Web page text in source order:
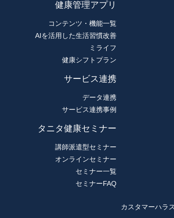
健康管理アプリ
コンテンツ・機能一覧
AIを活用した生活習慣改善
ミライフ
健康シフトプラン
サービス連携
データ連携
サービス連携事例
タニタ健康セミナー
講師派遣型セミナー
オンラインセミナー
セミナー一覧
セミナーFAQ
カスタマーハラ